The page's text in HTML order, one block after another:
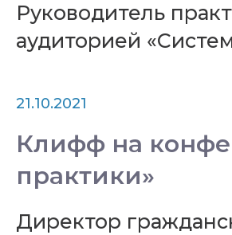
Руководитель
аудиторией
21.10.2021
Клифф на
практики»
Директор